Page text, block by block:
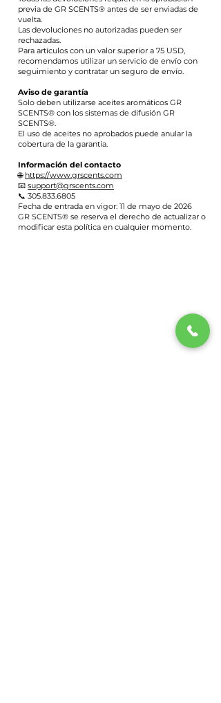
previa de GR SCENTS® antes de ser enviadas de
vuelta.
Las devoluciones no autorizadas pueden ser
rechazadas.
Para artículos con un valor superior a 75 USD,
recomendamos utilizar un servicio de envío con
seguimiento y contratar un seguro de envío.
Aviso de garantía
Solo deben utilizarse aceites aromáticos GR
SCENTS® con los sistemas de difusión GR
SCENTS®.
El uso de aceites no aprobados puede anular la
cobertura de la garantía.
Información del contacto
🌐 https://www.grscents.com
📧 support@grscents.com
📞 305.833.6805
Fecha de entrada en vigor: 11 de mayo de 2026
GR SCENTS® se reserva el derecho de actualizar o
modificar esta política en cualquier momento.
Política de planes de pago mensuales